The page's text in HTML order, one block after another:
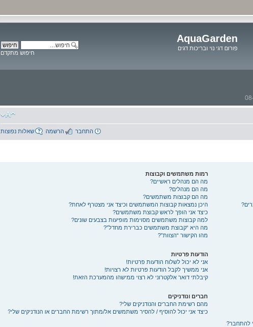
AquaGarden
פורום דגי נוי ובריכות דגים
לתוכן
חיפוש מתקדם
שאלות נפוצות הרשמה התחבר
להתחבר?
רמות משתמשים וקבוצות
מה הם מנהלים ראשיים?
מה הם מנהלים?
מה הם קבוצות משתמשים?
היכן נמצאות קבוצות המשתמשים וכיצד אני מצטרף לאחת?
כיצד אני הופך לראש קבוצת משתמשים?
למה קבוצות משתמשים מסוימות מופיעות בצבעים שונים?
מה היא “קבוצת משתמשים כברירת מחדל”?
מהו הקישור “הצוות”?
הודעות פרטיות
אני לא יכול לשלוח הודעות פרטיות!
אני ממשיך לקבל הודעות פרטיות לא רצויות!
קיבלתי דואר אלקטרוני לא רצוי ממישהו מהמערכת הזאת!
חברים ונודניקים
מהם רשימת החברים והנודניקים שלי?
כיצד אני יכול להוסיף / להסיר משתמשים אל/מתוך רשימת החברים או הנודניקים שלי?